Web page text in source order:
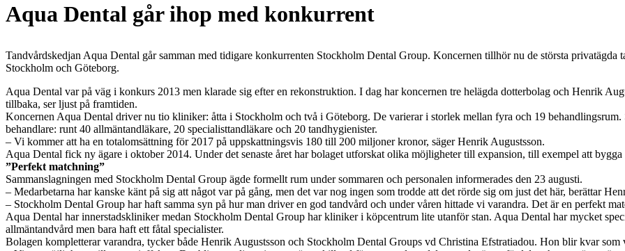
Aqua Dental går ihop med konkurrent
Tandvårdskedjan Aqua Dental går samman med tidigare konkurrenten Stockholm Dental Group. Koncernen tillhör nu de största privatägda
Stockholm och Göteborg.
Aqua Dental var på väg i konkurs 2013 men klarade sig efter en rekonstruktion. I dag har koncernen tre helägda dotterbolag och Henrik
tillbaka, ser ljust på framtiden.
Koncernen Aqua Dental driver nu tio kliniker: åtta i Stockholm och två i Göteborg. De varierar i storlek mellan fyra och 19
behandlare: runt 40 allmäntandläkare, 20 specialisttandläkare och 20 tandhygienister.
– Vi kommer att ha en totalomsättning för 2017 på uppskattningsvis 180 till 200 miljoner kronor, säger Henrik Augustsson.
Aqua Dental fick ny ägare i oktober 2014. Under det senaste året har bolaget utforskat olika möjligheter till expansion, till exempel att
”Perfekt matchning”
Sammanslagningen med Stockholm Dental Group ägde formellt rum under sommaren och personalen informerades den 23 augusti.
– Medarbetarna har kanske känt på sig att något var på gång, men det var nog ingen som trodde att det rörde sig om just det här, berättar
– Stockholm Dental Group har haft samma syn på hur man driver en god tandvård och under våren hittade vi varandra. Det är en perfekt
Aqua Dental har innerstadskliniker medan Stockholm Dental Group har kliniker i köpcentrum lite utanför stan. Aqua Dental har mycket
allmäntandvård men bara haft ett fåtal specialister.
Bolagen kompletterar varandra, tycker både Henrik Augustsson och Stockholm Dental Groups vd Christina Efstratiadou. Hon blir kvar som